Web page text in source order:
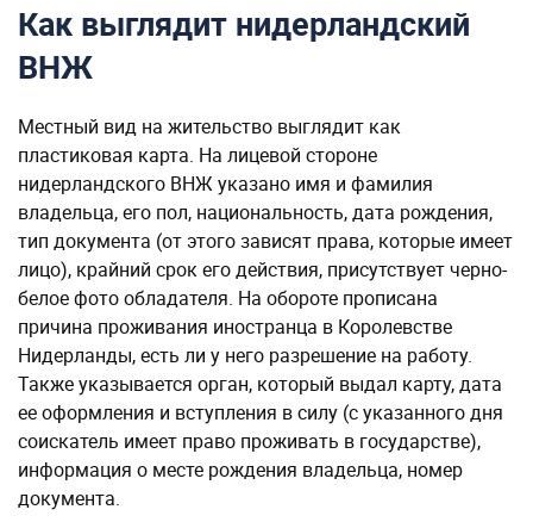
Как выглядит нидерландский
ВНЖ
Местный вид на жительство выглядит как
пластиковая карта. На лицевой стороне
нидерландского ВНЖ указано имя и фамилия
владельца, его пол, национальность, дата рождения,
тип документа (от этого зависят права, которые имеет
лицо), крайний срок его действия, присутствует черно-
белое фото обладателя. На обороте прописана
причина проживания иностранца в Королевстве
Нидерланды, есть ли у него разрешение на работу.
Также указывается орган, который выдал карту, дата
ее оформления и вступления в силу (с указанного дня
соискатель имеет право проживать в государстве),
информация о месте рождения владельца, номер
документа.